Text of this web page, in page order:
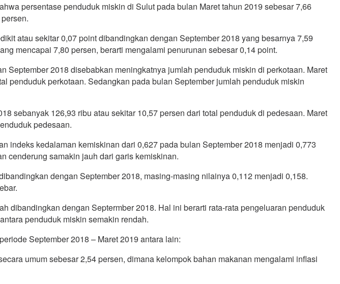
persentase penduduk miskin di Sulut pada bulan Maret tahun 2019 sebesar 7,66
atau sekitar 0,07 point dibandingkan dengan September 2018 yang besarnya 7,59
mencapai 7,80 persen, berarti mengalami penurunan sebesar 0,14 point.
2018 disebabkan meningkatnya jumlah penduduk miskin di perkotaan. Maret
penduduk perkotaan. Sedangkan pada bulan September jumlah penduduk miskin
sebanyak 126,93 ribu atau sekitar 10,57 persen dari total penduduk di pedesaan. Maret
pedesaan.
indeks kedalaman kemiskinan dari 0,627 pada bulan September 2018 menjadi 0,773
cenderung samakin jauh dari garis kemiskinan.
dengan September 2018, masing-masing nilainya 0,112 menjadi 0,158.
dibandingkan dengan Septermber 2018. Hal ini berarti rata-rata pengeluaran penduduk
penduduk miskin semakin rendah.
September 2018 – Maret 2019 antara lain:
umum sebesar 2,54 persen, dimana kelompok bahan makanan mengalami inflasi